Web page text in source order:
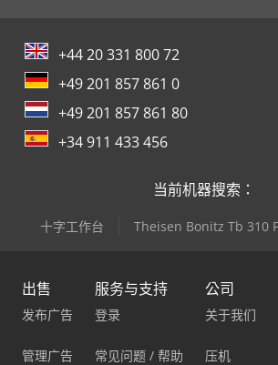
+44 20 331 800 72
+49 201 857 861 0
+49 201 857 861 80
+34 911 433 456
当前机器搜索：
十字工作台 Theisen Bonitz Tb 310
出售
发布广告
管理广告
服务与支持
登录
常见问题 / 帮助
公司
关于我们
压机